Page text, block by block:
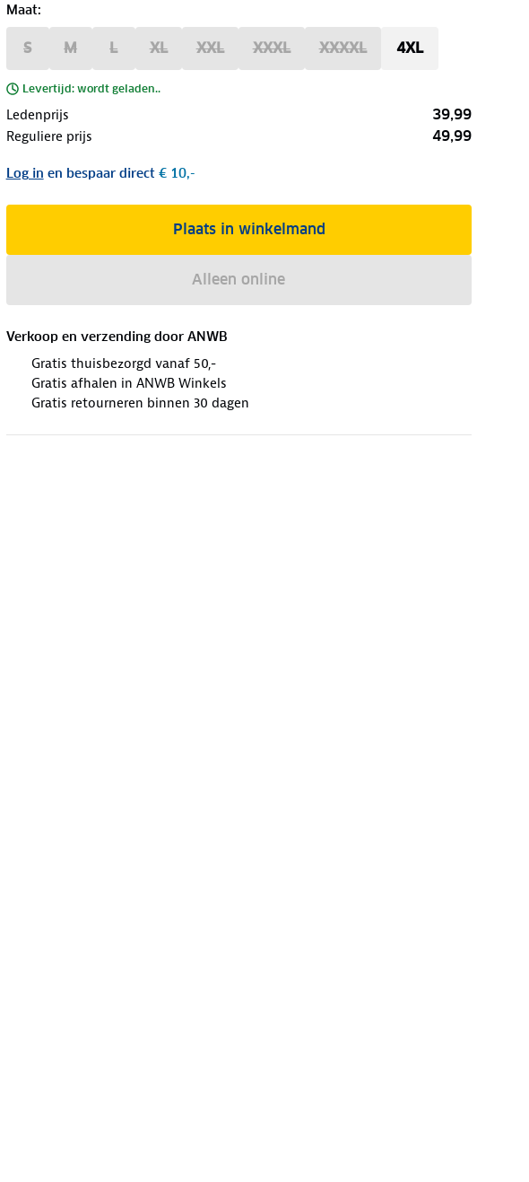
Maat:
S M L XL XXL XXXL XXXXL 4XL
Levertijd: wordt geladen..
Ledenprijs 39,99
Reguliere prijs 49,99
Log in en bespaar direct€ 10,-
Plaats in winkelmand
Alleen online
Verkoop en verzending door ANWB
Gratis thuisbezorgd vanaf 50,-
Gratis afhalen in ANWB Winkels
Gratis retourneren binnen 30 dagen